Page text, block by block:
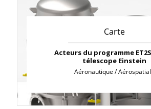
Carte
Acteurs du programme
télescope Einstein
Aéronautique /